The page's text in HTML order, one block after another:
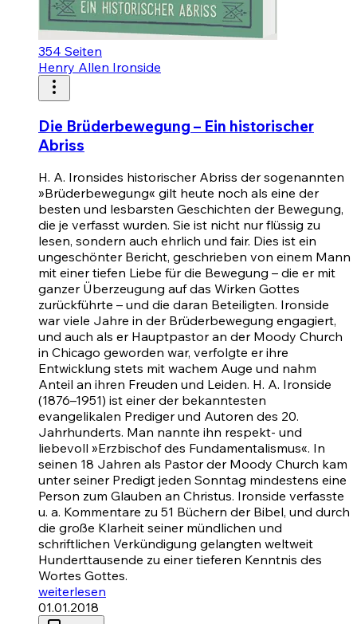
354 Seiten
Henry Allen Ironside
Die Brüderbewegung – Ein historischer
Abriss
H. A. Ironsides historischer Abriss der sogenannten
»Brüderbewegung« gilt heute noch als eine der
besten und lesbarsten Geschichten der Bewegung,
die je verfasst wurden. Sie ist nicht nur flüssig zu
lesen, sondern auch ehrlich und fair. Dies ist ein
ungeschönter Bericht, geschrieben von einem Mann
mit einer tiefen Liebe für die Bewegung – die er mit
ganzer Überzeugung auf das Wirken Gottes
zurückführte – und die daran Beteiligten. Ironside
war viele Jahre in der Brüderbewegung engagiert,
und auch als er Hauptpastor an der Moody Church
in Chicago geworden war, verfolgte er ihre
Entwicklung stets mit wachem Auge und nahm
Anteil an ihren Freuden und Leiden. H. A. Ironside
(1876–1951) ist einer der bekanntesten
evangelikalen Prediger und Autoren des 20.
Jahrhunderts. Man nannte ihn respekt- und
liebevoll »Erzbischof des Fundamentalismus«. In
seinen 18 Jahren als Pastor der Moody Church kam
unter seiner Predigt jeden Sonntag mindestens eine
Person zum Glauben an Christus. Ironside verfasste
u. a. Kommentare zu 51 Büchern der Bibel, und durch
die große Klarheit seiner mündlichen und
schriftlichen Verkündigung gelangten weltweit
Hunderttausende zu einer tieferen Kenntnis des
Wortes Gottes.
weiterlesen
01.01.2018